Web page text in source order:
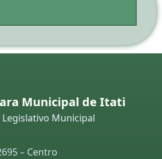
Municipal de Itati
Legislativo Municipal
– Centro